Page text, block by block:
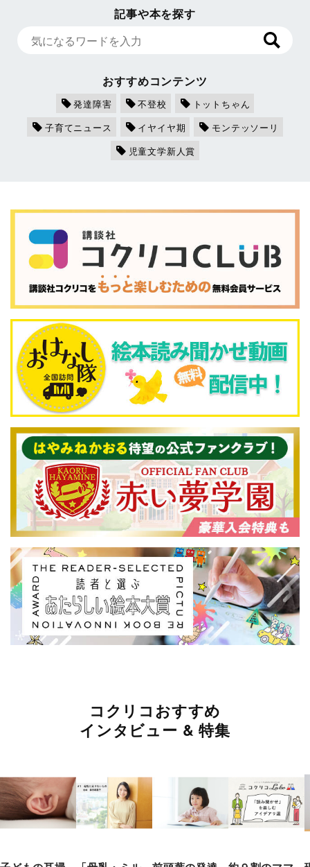
記事や本を探す
おすすめコンテンツ
発達障害 不登校
トットちゃん
子育てニュース
イヤイヤ期
モンテッソーリ
児童文学新人賞
コクリコおすすめ
インタビュー & 特集